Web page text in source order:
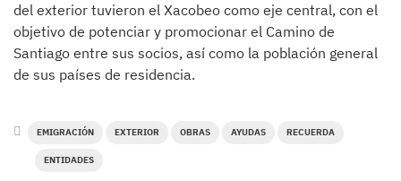
del exterior tuvieron el Xacobeo como eje central, con el
objetivo de potenciar y promocionar el Camino de
Santiago entre sus socios, así como la población general
de sus países de residencia.
EMIGRACIÓN EXTERIOR OBRAS AYUDAS RECUERDA
ENTIDADES